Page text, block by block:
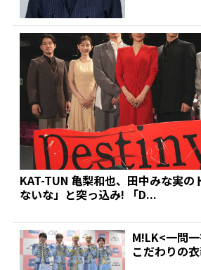
KAT-TUN 亀梨和也、田中みな実の
ないな」と突っ込み! 「D...
M!LK<一問
こだわりの